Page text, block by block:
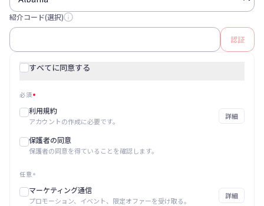
紹介コード(選択)
認証
すべてに同意する
必須
利用規約
アカウントの作成に必要です。
詳細
保護者の同意
保護者の同意を得ていることを確認します。
任意
マーケティング通信
プロモーション、イベント、限定オファーを受け取る。
詳細